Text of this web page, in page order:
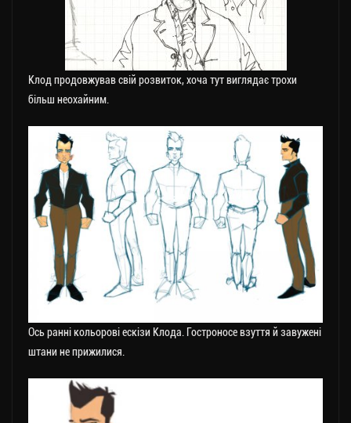
Клод продовжував свій розвиток, хоча тут виглядає трохи
більш неохайним.
Ось ранні кольорові ескізи Клода. Гостроносе взуття й завужені
штани не прижилися.